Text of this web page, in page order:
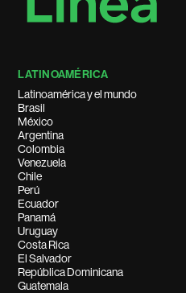
LATINOAMÉRICA
Latinoamérica y el mundo
Brasil
México
Argentina
Colombia
Venezuela
Chile
Perú
Ecuador
Panamá
Uruguay
Costa Rica
El Salvador
República Dominicana
Guatemala